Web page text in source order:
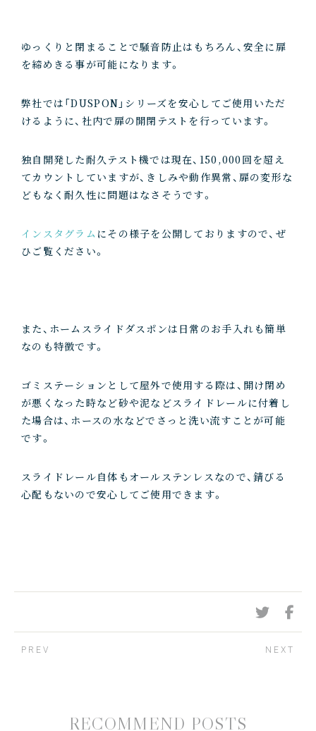
ゆっくりと閉まることで騒音防止はもちろん、安全に扉
を締めきる事が可能になります。
弊社では「DUSPON」シリーズを安心してご使用いただ
けるように、社内で扉の開閉テストを行っています。
独自開発した耐久テスト機では現在、150,000回を超え
てカウントしていますが、きしみや動作異常、扉の変形な
どもなく耐久性に問題はなさそうです。
インスタグラム にその様子を公開しておりますので、ぜ
ひご覧ください。
また、ホームスライドダスポンは日常のお手入れも簡単
なのも特徴です。
ゴミステーションとして屋外で使用する際は、開け閉め
が悪くなった時など砂や泥などスライドレールに付着し
た場合は、ホースの水などでさっと洗い流すことが可能
です。
スライドレール自体もオールステンレスなので、錆びる
心配もないので安心してご使用できます。
PREV NEXT
RECOMMEND POSTS